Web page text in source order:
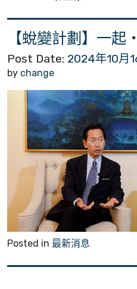
【蛻變計劃】一起
Post Date: 2024年10月
by change
Posted in 最新消息